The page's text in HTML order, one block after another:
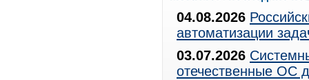
04.08.2026
автоматизации
03.07.2026
отечественные ОС